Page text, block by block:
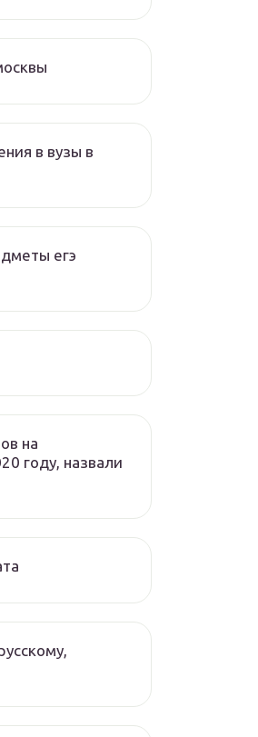
в вузы в
егэ
на
году, назвали